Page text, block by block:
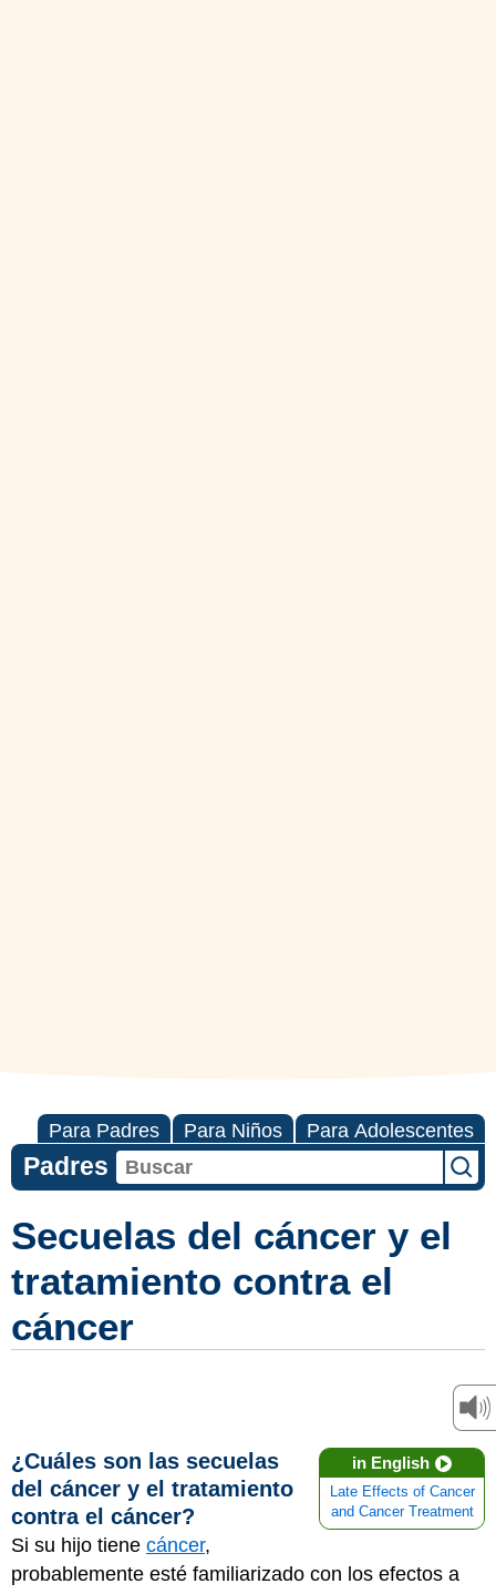
Para Padres Para Niños Para Adolescentes
Padres
Secuelas del cáncer y el
tratamiento contra el
cáncer
in English
Late Effects of Cancer
and Cancer Treatment
¿Cuáles son las secuelas
del cáncer y el tratamiento
contra el cáncer?
Si su hijo tiene cáncer,
probablemente esté familiarizado con los efectos a